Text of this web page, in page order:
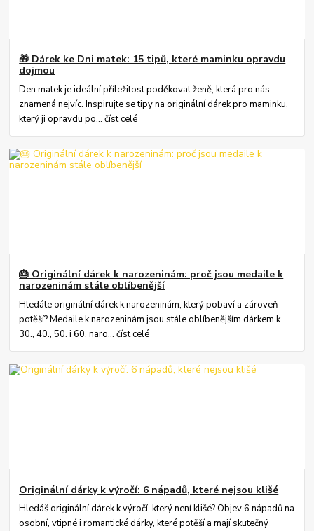
🎁 Dárek ke Dni matek: 15 tipů, které maminku opravdu
dojmou
Den matek je ideální příležitost poděkovat ženě, která pro nás
znamená nejvíc. Inspirujte se tipy na originální dárek pro maminku,
který ji opravdu po...číst celé
🎂 Originální dárek k narozeninám: proč jsou medaile k
narozeninám stále oblíbenější
Hledáte originální dárek k narozeninám, který pobaví a zároveň
potěší? Medaile k narozeninám jsou stále oblíbenějším dárkem k
30., 40., 50. i 60. naro...číst celé
Originální dárky k výročí: 6 nápadů, které nejsou klišé
Hledáš originální dárek k výročí, který není klišé? Objev 6 nápadů na
osobní, vtipné i romantické dárky, které potěší a mají skutečný